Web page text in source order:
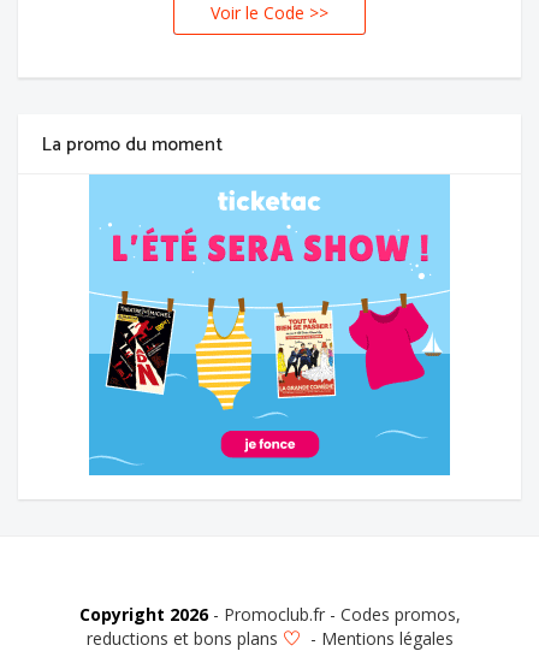
J25
Voir le Code >>
La promo du moment
Copyright 2026- Promoclub.fr - Codes promos,
reductions et bons plans
- Mentions légales